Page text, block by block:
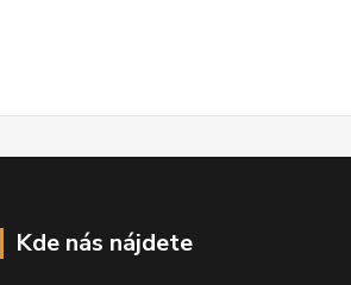
Kde nás nájdete